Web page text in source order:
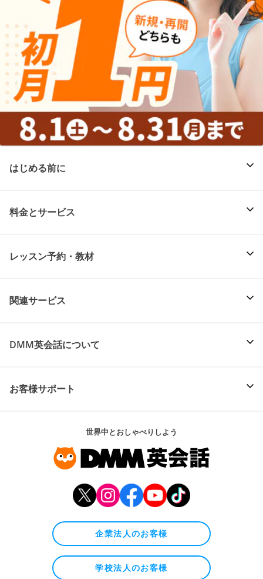
はじめる前に
料金とサービス
レッスン予約・教材
関連サービス
DMM英会話について
お客様サポート
世界中とおしゃべりしよう
企業法人のお客様
学校法人のお客様